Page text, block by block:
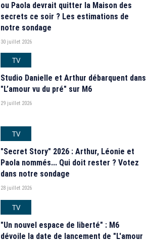
ou Paola devrait quitter la Maison des
secrets ce soir ? Les estimations de
notre sondage
30 juillet 2026
TV
Studio Danielle et Arthur débarquent dans
"L’amour vu du pré" sur M6
29 juillet 2026
TV
"Secret Story" 2026 : Arthur, Léonie et
Paola nommés... Qui doit rester ? Votez
dans notre sondage
28 juillet 2026
TV
"Un nouvel espace de liberté" : M6
dévoile la date de lancement de "L'amour